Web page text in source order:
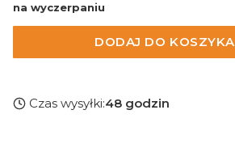
na wyczerpaniu
DODAJ DO KOSZYKA
Czas wysyłki:48 godzin